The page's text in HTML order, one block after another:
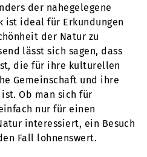
der nahegelegene
ist ideal für Erkundungen
der Natur zu
lässt sich sagen, dass
die für ihre kulturellen
Gemeinschaft und ihre
Ob man sich für
nur für einen
interessiert, ein Besuch
Fall lohnenswert.